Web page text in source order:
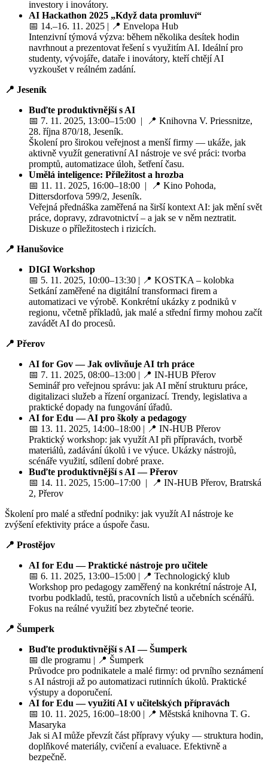
investory i inovátory.
AI Hackathon 2025 „Když data promluví“
📅 14.–16. 11. 2025 | 📍 Envelopa Hub
Intenzivní týmová výzva: během několika desítek hodin
navrhnout a prezentovat řešení s využitím AI. Ideální pro
studenty, vývojáře, dataře i inovátory, kteří chtějí AI
vyzkoušet v reálném zadání.
📍 Jeseník
Buďte produktivnější s AI
📅 7. 11. 2025, 13:00–15:00 | 📍 Knihovna V. Priessnitze,
28. října 870/18, Jeseník.
Školení pro širokou veřejnost a menší firmy — ukáže, jak
aktivně využít generativní AI nástroje ve své práci: tvorba
promptů, automatizace úloh, šetření času.
Umělá inteligence: Příležitost a hrozba
📅 11. 11. 2025, 16:00–18:00 | 📍 Kino Pohoda,
Dittersdorfova 599/2, Jeseník.
Veřejná přednáška zaměřená na širší kontext AI: jak mění svět
práce, dopravy, zdravotnictví – a jak se v něm neztratit.
Diskuze o příležitostech i rizicích.
📍 Hanušovice
DIGI Workshop
📅 5. 11. 2025, 10:00–13:30 | 📍 KOSTKA – kolobka
Setkání zaměřené na digitální transformaci firem a
automatizaci ve výrobě. Konkrétní ukázky z podniků v
regionu, včetně příkladů, jak malé a střední firmy mohou začít
zavádět AI do procesů.
📍 Přerov
AI for Gov — Jak ovlivňuje AI trh práce
📅 7. 11. 2025, 08:00–13:00 | 📍 IN-HUB Přerov
Seminář pro veřejnou správu: jak AI mění strukturu práce,
digitalizaci služeb a řízení organizací. Trendy, legislativa a
praktické dopady na fungování úřadů.
AI for Edu — AI pro školy a pedagogy
📅 13. 11. 2025, 14:00–18:00 | 📍 IN-HUB Přerov
Praktický workshop: jak využít AI při přípravách, tvorbě
materiálů, zadávání úkolů i ve výuce. Ukázky nástrojů,
scénáře využití, sdílení dobré praxe.
Buďte produktivnější s AI — Přerov
📅 14. 11. 2025, 15:00–17:00 | 📍 IN-HUB Přerov, Bratrská
2, Přerov
Školení pro malé a střední podniky: jak využít AI nástroje ke
zvýšení efektivity práce a úspoře času.
📍 Prostějov
AI for Edu — Praktické nástroje pro učitele
📅 6. 11. 2025, 13:00–15:00 | 📍 Technologický klub
Workshop pro pedagogy zaměřený na konkrétní nástroje AI,
tvorbu podkladů, testů, pracovních listů a učebních scénářů.
Fokus na reálné využití bez zbytečné teorie.
📍 Šumperk
Buďte produktivnější s AI — Šumperk
📅 dle programu | 📍 Šumperk
Průvodce pro podnikatele a malé firmy: od prvního seznámení
s AI nástroji až po automatizaci rutinních úkolů. Praktické
výstupy a doporučení.
AI for Edu — využití AI v učitelských přípravách
📅 10. 11. 2025, 16:00–18:00 | 📍 Městská knihovna T. G.
Masaryka
Jak si AI může převzít část přípravy výuky — struktura hodin,
doplňkové materiály, cvičení a evaluace. Efektivně a
bezpečně.